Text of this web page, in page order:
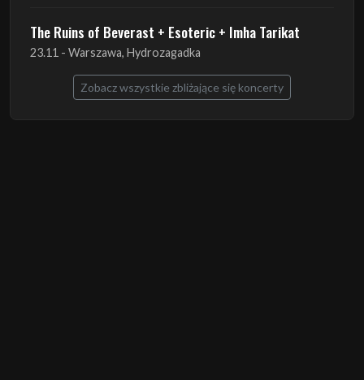
The Ruins of Beverast + Esoteric + Imha Tarikat
23.11 - Warszawa, Hydrozagadka
Zobacz wszystkie zbliżające się koncerty